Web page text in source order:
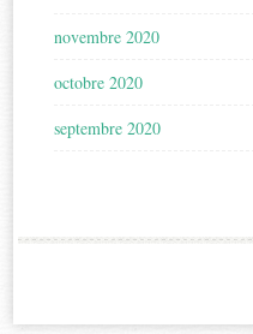
novembre 2020
octobre 2020
septembre 2020